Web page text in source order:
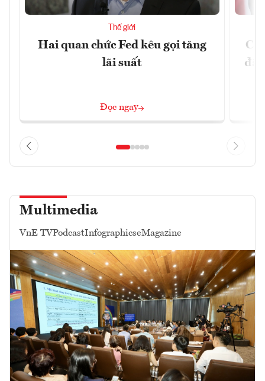
Thế giới
Hai quan chức Fed kêu gọi tăng
lãi suất
Đọc ngay
đã
Multimedia
VnE TVPodcastInfographicseMagazine